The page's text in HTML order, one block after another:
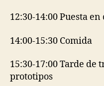
12:30-14:00 Puesta
14:00-15:30 Comida
15:30-17:00 Tarde de
prototipos